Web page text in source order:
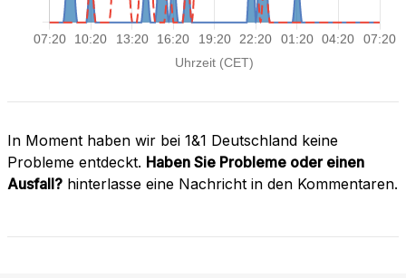
In Moment haben wir bei 1&1 Deutschland keine
Probleme entdeckt. Haben Sie Probleme oder einen
Ausfall? hinterlasse eine Nachricht in den Kommentaren.